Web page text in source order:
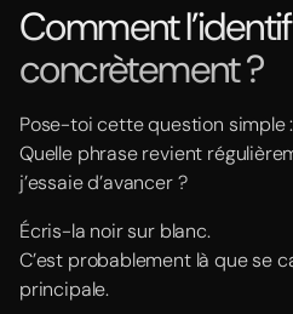
Comment
concrètement ?
Pose-toi cette question simple :
Quelle phrase revient
j’essaie d’avancer ?
Écris-la noir sur blanc.
C’est probablement là que se
principale.